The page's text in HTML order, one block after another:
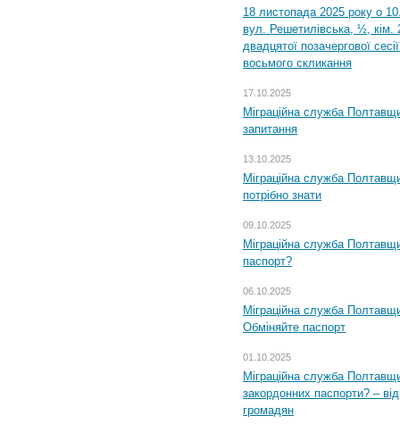
18 листопада 2025 року о
вул. Решетилівська, ½, кім.
двадцятої позачергової
восьмого скликання
17.10.2025
Міграційна служба
запитання
13.10.2025
Міграційна служба
потрібно знати
09.10.2025
Міграційна служба
паспорт?
06.10.2025
Міграційна служба
Обміняйте паспорт
01.10.2025
Міграційна служба
закордонних паспорти? –
громадян